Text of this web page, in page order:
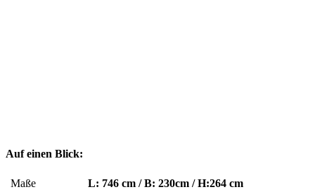
Auf einen Blick:
Maße
L: 746 cm / B: 230cm / H:264 cm